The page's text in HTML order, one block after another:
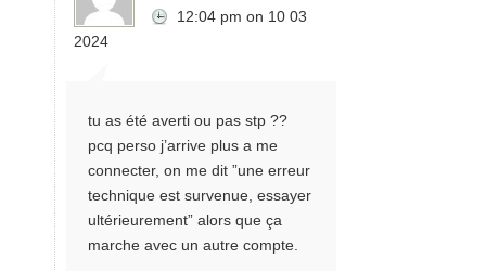
12:04 pm on 10 03
2024
tu as été averti ou pas stp ??
pcq perso j’arrive plus a me
connecter, on me dit ”une erreur
technique est survenue, essayer
ultérieurement” alors que ça
marche avec un autre compte.